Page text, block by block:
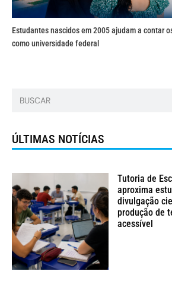
Estudantes nascidos em 2005 ajudam a contar
como universidade federal
ÚLTIMAS NOTÍCIAS
Tutoria de
aproxima
divulgação
produção de
acessível